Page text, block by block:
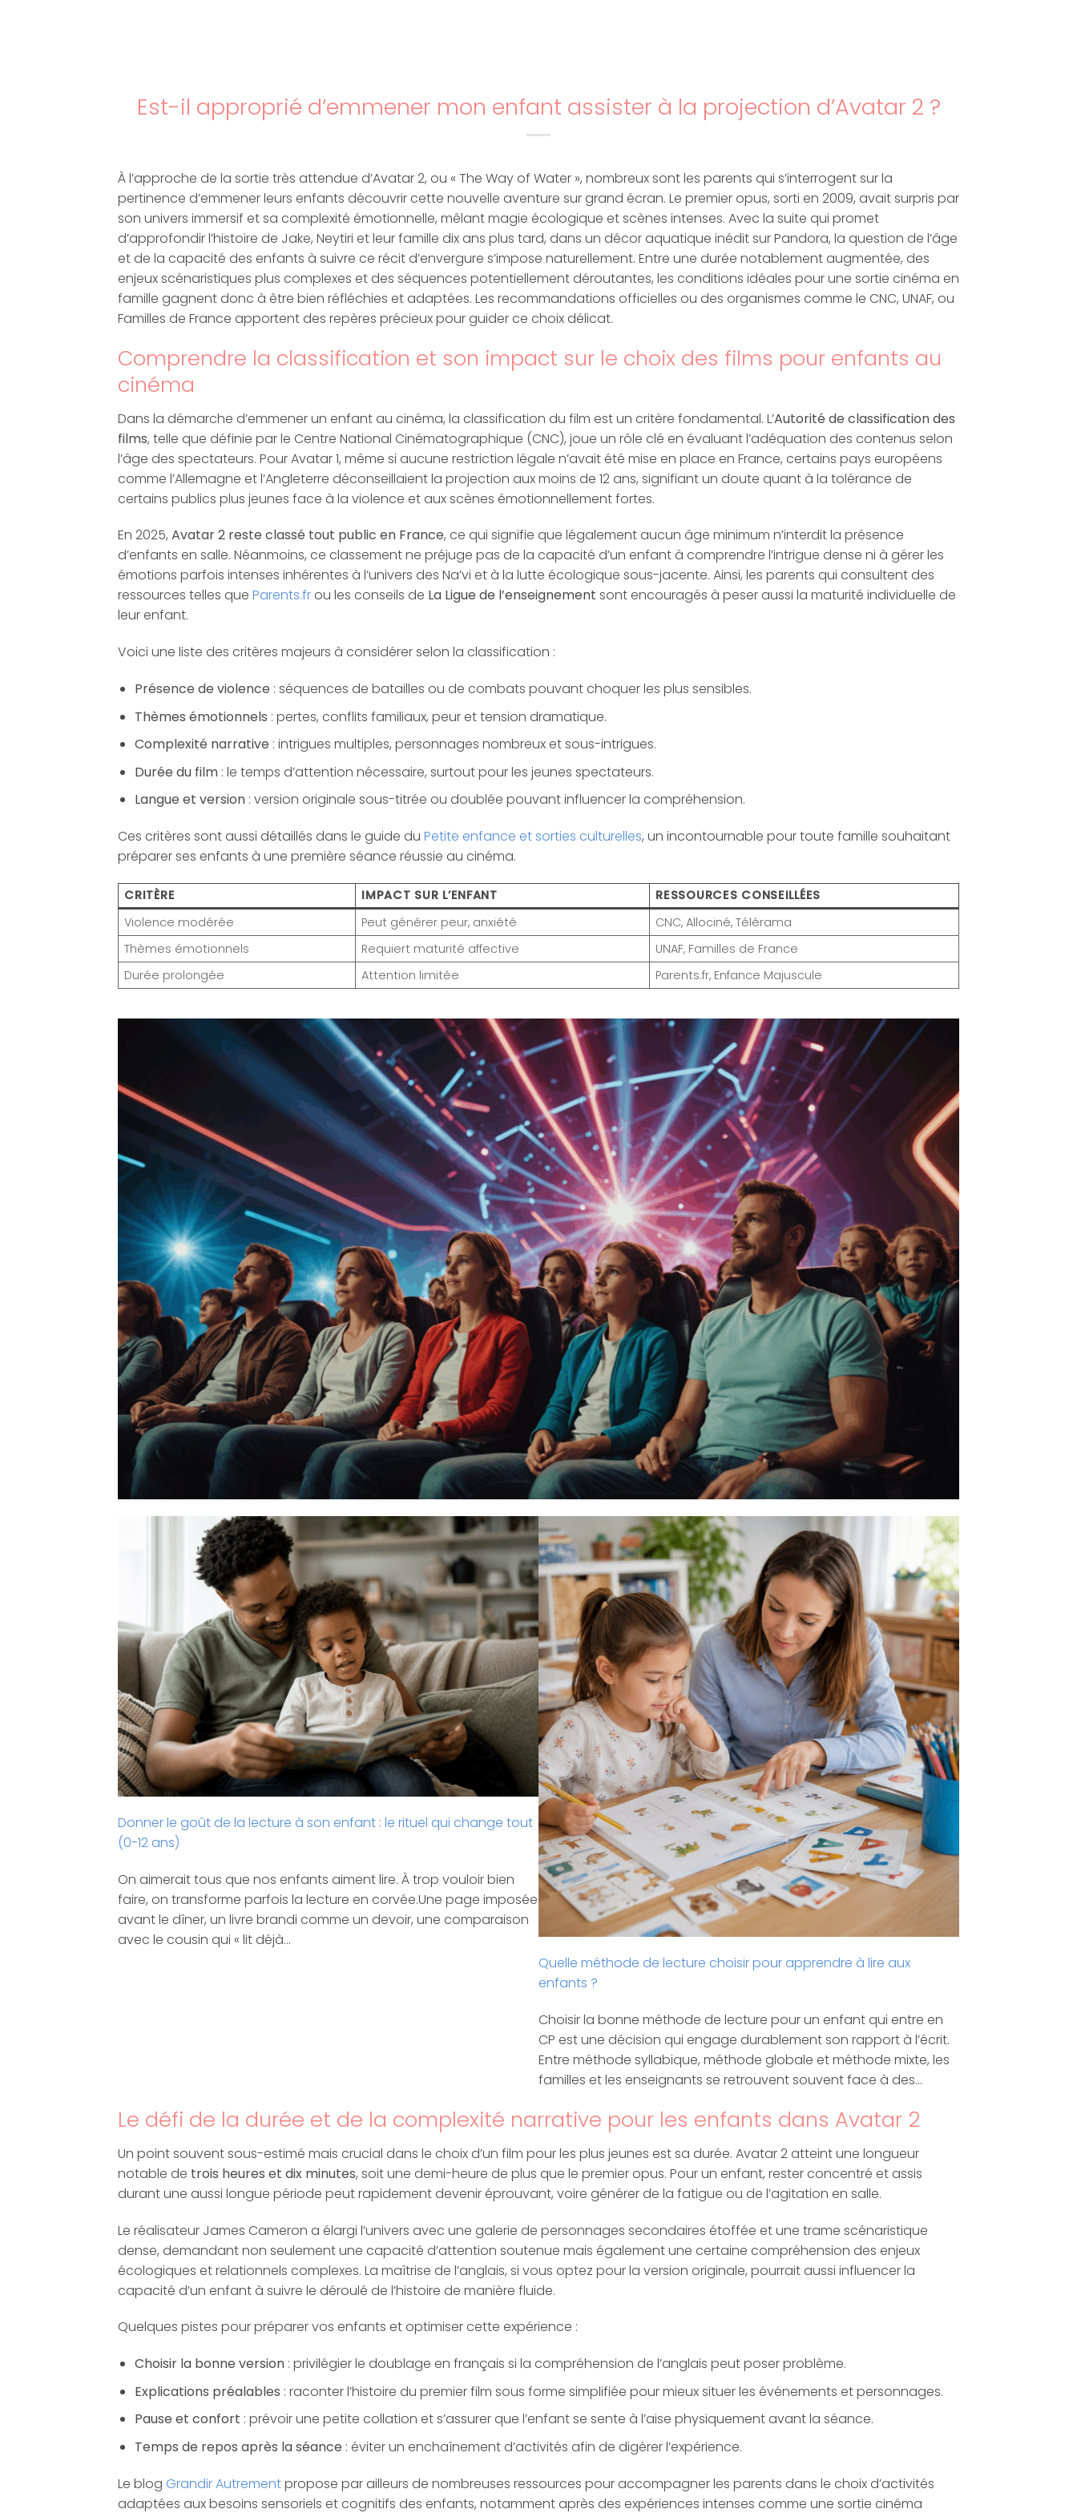
Est-il approprié d’emmener mon enfant assister à la projection d’Avatar 2 ?
À l’approche de la sortie très attendue d’Avatar 2, ou « The Way of Water », nombreux sont les parents qui s’interrogent sur la
pertinence d’emmener leurs enfants découvrir cette nouvelle aventure sur grand écran. Le premier opus, sorti en 2009, avait surpris par
son univers immersif et sa complexité émotionnelle, mêlant magie écologique et scènes intenses. Avec la suite qui promet
d’approfondir l’histoire de Jake, Neytiri et leur famille dix ans plus tard, dans un décor aquatique inédit sur Pandora, la question de l’âge
et de la capacité des enfants à suivre ce récit d’envergure s’impose naturellement. Entre une durée notablement augmentée, des
enjeux scénaristiques plus complexes et des séquences potentiellement déroutantes, les conditions idéales pour une sortie cinéma en
famille gagnent donc à être bien réfléchies et adaptées. Les recommandations officielles ou des organismes comme le CNC, UNAF, ou
Familles de France apportent des repères précieux pour guider ce choix délicat.
Comprendre la classification et son impact sur le choix des films pour enfants au
cinéma
Dans la démarche d’emmener un enfant au cinéma, la classification du film est un critère fondamental. L’Autorité de classification des
films, telle que définie par le Centre National Cinématographique (CNC), joue un rôle clé en évaluant l’adéquation des contenus selon
l’âge des spectateurs. Pour Avatar 1, même si aucune restriction légale n’avait été mise en place en France, certains pays européens
comme l’Allemagne et l’Angleterre déconseillaient la projection aux moins de 12 ans, signifiant un doute quant à la tolérance de
certains publics plus jeunes face à la violence et aux scènes émotionnellement fortes.
En 2025, Avatar 2 reste classé tout public en France, ce qui signifie que légalement aucun âge minimum n’interdit la présence
d’enfants en salle. Néanmoins, ce classement ne préjuge pas de la capacité d’un enfant à comprendre l’intrigue dense ni à gérer les
émotions parfois intenses inhérentes à l’univers des Na’vi et à la lutte écologique sous-jacente. Ainsi, les parents qui consultent des
ressources telles que Parents.frou les conseils de La Ligue de l’enseignement sont encouragés à peser aussi la maturité individuelle de
leur enfant.
Voici une liste des critères majeurs à considérer selon la classification :
Présence de violence : séquences de batailles ou de combats pouvant choquer les plus sensibles.
Thèmes émotionnels : pertes, conflits familiaux, peur et tension dramatique.
Complexité narrative : intrigues multiples, personnages nombreux et sous-intrigues.
Durée du film: le temps d’attention nécessaire, surtout pour les jeunes spectateurs.
Langue et version: version originale sous-titrée ou doublée pouvant influencer la compréhension.
Ces critères sont aussi détaillés dans le guide du Petite enfance et sorties culturelles, un incontournable pour toute famille souhaitant
préparer ses enfants à une première séance réussie au cinéma.
CRITÈRE IMPACT SUR L’ENFANT
RESSOURCES CONSEILLÉES
Violence modérée
Peut générer peur, anxiété
CNC, Allociné, Télérama
Thèmes émotionnels
Requiert maturité affective
UNAF, Familles de France
Durée prolongée
Attention limitée Parents.fr, Enfance Majuscule
Donner le goût de la lecture à son enfant : le rituel qui change tout
(0-12 ans)
On aimerait tous que nos enfants aiment lire. À trop vouloir bien
faire, on transforme parfois la lecture en corvée.Une page imposée
avant le dîner, un livre brandi comme un devoir, une comparaison
avec le cousin qui « lit déjà…
Quelle méthode de lecture choisir pour apprendre à lire aux
enfants ?
Choisir la bonne méthode de lecture pour un enfant qui entre en
CP est une décision qui engage durablement son rapport à l’écrit.
Entre méthode syllabique, méthode globale et méthode mixte, les
familles et les enseignants se retrouvent souvent face à des…
Le défi de la durée et de la complexité narrative pour les enfants dans Avatar 2
Un point souvent sous-estimé mais crucial dans le choix d’un film pour les plus jeunes est sa durée. Avatar 2 atteint une longueur
notable de trois heures et dix minutes, soit une demi-heure de plus que le premier opus. Pour un enfant, rester concentré et assis
durant une aussi longue période peut rapidement devenir éprouvant, voire générer de la fatigue ou de l’agitation en salle.
Le réalisateur James Cameron a élargi l’univers avec une galerie de personnages secondaires étoffée et une trame scénaristique
dense, demandant non seulement une capacité d’attention soutenue mais également une certaine compréhension des enjeux
écologiques et relationnels complexes. La maîtrise de l’anglais, si vous optez pour la version originale, pourrait aussi influencer la
capacité d’un enfant à suivre le déroulé de l’histoire de manière fluide.
Quelques pistes pour préparer vos enfants et optimiser cette expérience :
Choisir la bonne version: privilégier le doublage en français si la compréhension de l’anglais peut poser problème.
Explications préalables : raconter l’histoire du premier film sous forme simplifiée pour mieux situer les événements et personnages.
Pause et confort : prévoir une petite collation et s’assurer que l’enfant se sente à l’aise physiquement avant la séance.
Temps de repos après la séance : éviter un enchaînement d’activités afin de digérer l’expérience.
Le blog Grandir Autrementpropose par ailleurs de nombreuses ressources pour accompagner les parents dans le choix d’activités
adaptées aux besoins sensoriels et cognitifs des enfants, notamment après des expériences intenses comme une sortie cinéma